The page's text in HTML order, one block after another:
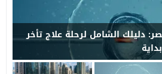
دليلك الشامل لرحلة علاج تأخر